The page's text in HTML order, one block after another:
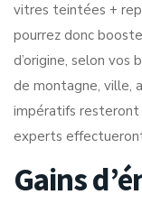
vitres teintées +
pourrez donc
d’origine, selon vos
de montagne, ville,
impératifs resteront
experts
Gains